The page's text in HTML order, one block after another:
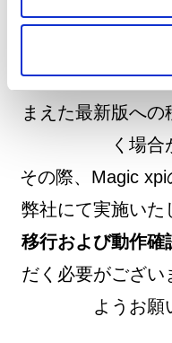
末をもっ
今後、弊社営業よ
まえた最新版へ
く場合
その際、Magic
弊社にて実施いた
移行および動作確
だく必要がござい
ようお願